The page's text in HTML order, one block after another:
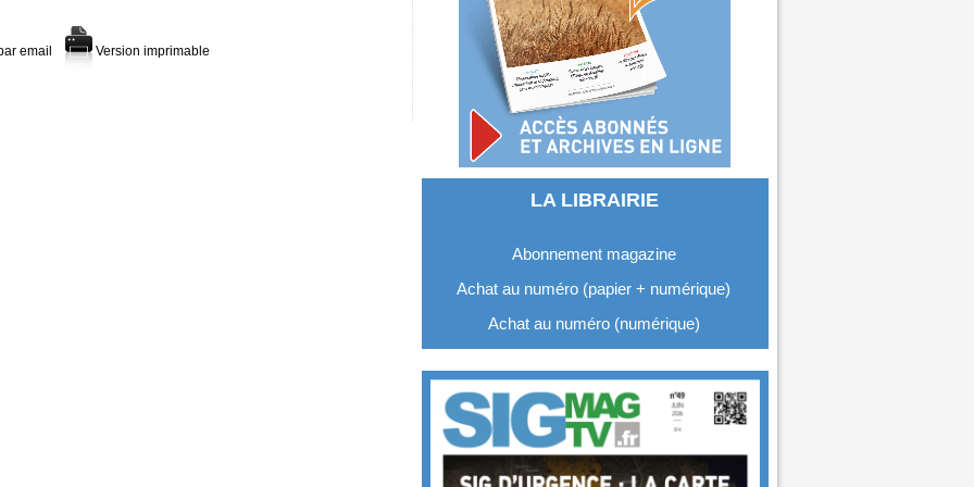
email Version imprimable
LA LIBRAIRIE
Abonnement magazine
Achat au numéro (papier + numérique)
Achat au numéro (numérique)